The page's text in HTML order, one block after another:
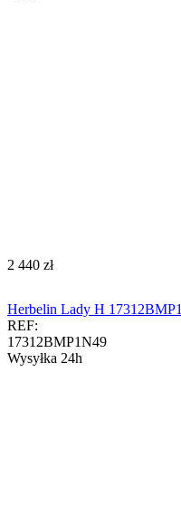
‍2 440‍ zł
Herbelin Lady H
REF:
17312BMP1N49
Wysyłka 24h